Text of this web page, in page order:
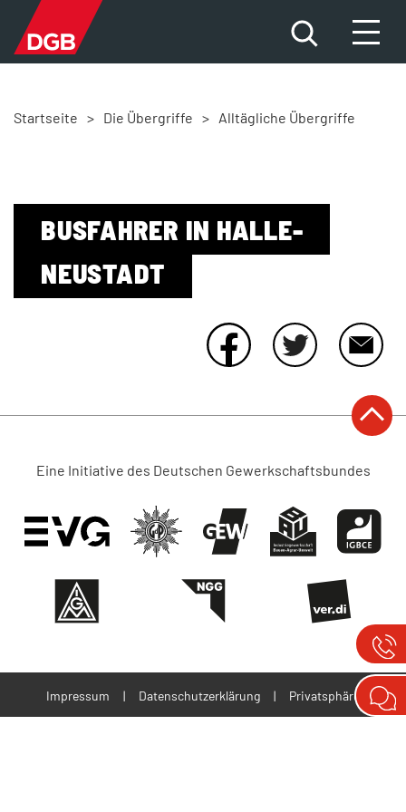
HILFE FÜR BETROFFENE
DIE FAKTEN
DIE ÜBERGRIFFE
KONTAKT
Startseite > Die Übergriffe > Alltägliche Übergriffe
BUSFAHRER IN HALLE-
NEUSTADT
Eine Initiative des Deutschen Gewerkschaftsbundes
Impressum | Datenschutzerklärung | Privatsphäre